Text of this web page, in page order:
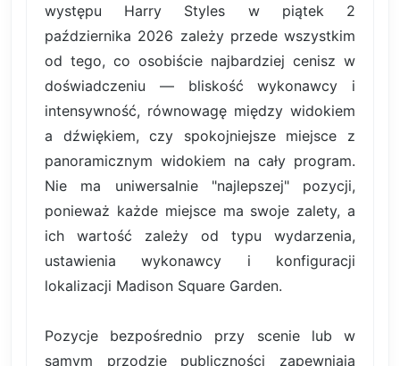
występu Harry Styles w piątek 2
października 2026 zależy przede wszystkim
od tego, co osobiście najbardziej cenisz w
doświadczeniu — bliskość wykonawcy i
intensywność, równowagę między widokiem
a dźwiękiem, czy spokojniejsze miejsce z
panoramicznym widokiem na cały program.
Nie ma uniwersalnie "najlepszej" pozycji,
ponieważ każde miejsce ma swoje zalety, a
ich wartość zależy od typu wydarzenia,
ustawienia wykonawcy i konfiguracji
lokalizacji Madison Square Garden.
Pozycje bezpośrednio przy scenie lub w
samym przodzie publiczności zapewniają